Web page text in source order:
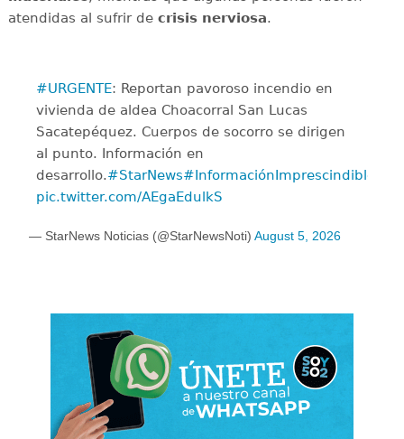
atendidas al sufrir de crisis nerviosa.
#URGENTE: Reportan pavoroso incendio en
vivienda de aldea Choacorral San Lucas
Sacatepéquez. Cuerpos de socorro se dirigen
al punto. Información en
desarrollo.#StarNews#InformaciónImprescindible
pic.twitter.com/AEgaEdulkS
— StarNews Noticias (@StarNewsNoti) August 5, 2026